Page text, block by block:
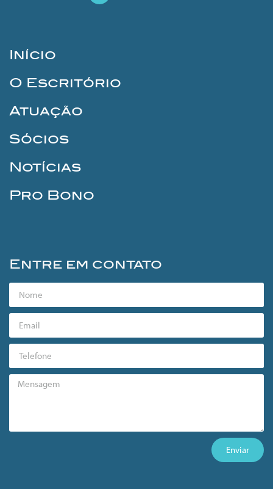
Início
O Escritório
Atuação
Sócios
Notícias
Pro Bono
Entre em contato
Enviar